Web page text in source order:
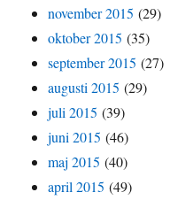
november 2015 (29)
oktober 2015 (35)
september 2015 (27)
augusti 2015 (29)
juli 2015 (39)
juni 2015 (46)
maj 2015 (40)
april 2015 (49)